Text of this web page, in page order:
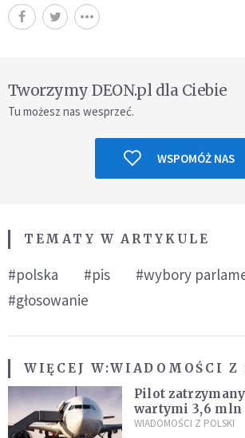
Tworzymy DEON.pl dla Ciebie
Tu możesz nas wesprzeć.
WSPOMÓŻ NAS
TEMATY W ARTYKULE
#polska #pis
#wybory
#głosowanie
WIĘCEJ W:WIADOMOŚCI Z
Pilot
wartymi 3,6 mln
Śledczy
WIADOMOŚCI Z POLSKI